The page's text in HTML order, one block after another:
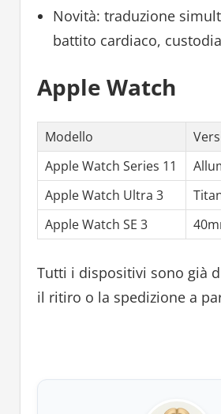
Novità: traduzione
battito cardiaco,
Apple Watch
Modello
Apple Watch Series 11
Apple Watch Ultra 3
Apple Watch SE 3
Tutti i dispositivi sono già
il ritiro o la spedizione a